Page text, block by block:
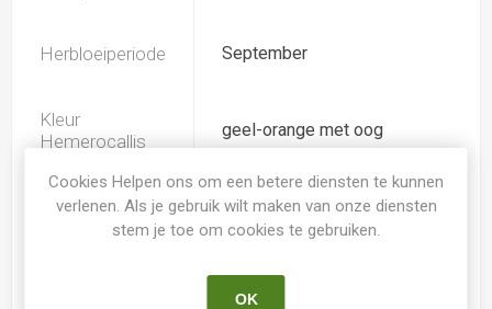
Herbloeiperiode September
Kleur
Hemerocallis
geel-orange met oog
Spider Nee
Bladverliezend
Cookies Helpen ons om een betere diensten te kunnen
verlenen. Als je gebruik wilt maken van onze diensten
stem je toe om cookies te gebruiken.
OK